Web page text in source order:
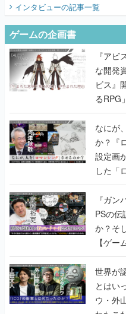
インタビューの記事一覧
ゲームの企画書
『ア
な開発
ビス』
るRPG
書】
なにが
か？『
設定画
した「
書】
『ガ
PSの伝
か？そ
【ゲー
世界が
とはい
ウ・外